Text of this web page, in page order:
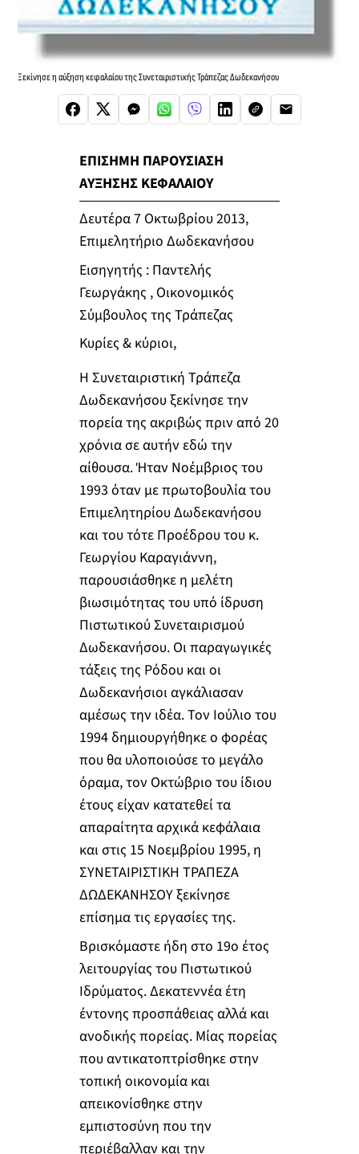
Ξεκίνησε η αύξηση κεφαλαίου της Συνεταιριστικής Τράπεζας Δωδεκανήσου
ΕΠΙΣΗΜΗ ΠΑΡΟΥΣΙΑΣΗ
ΑΥΞΗΣΗΣ ΚΕΦΑΛΑΙΟΥ
Δευτέρα 7 Οκτωβρίου 2013,
Επιμελητήριο Δωδεκανήσου
Εισηγητής : Παντελής
Γεωργάκης , Οικονομικός
Σύμβουλος της Τράπεζας
Κυρίες & κύριοι,
Η Συνεταιριστική Τράπεζα
Δωδεκανήσου ξεκίνησε την
πορεία της ακριβώς πριν από 20
χρόνια σε αυτήν εδώ την
αίθουσα. Ήταν Νοέμβριος του
1993 όταν με πρωτοβουλία του
Επιμελητηρίου Δωδεκανήσου
και του τότε Προέδρου του κ.
Γεωργίου Καραγιάννη,
παρουσιάσθηκε η μελέτη
βιωσιμότητας του υπό ίδρυση
Πιστωτικού Συνεταιρισμού
Δωδεκανήσου. Οι παραγωγικές
τάξεις της Ρόδου και οι
Δωδεκανήσιοι αγκάλιασαν
αμέσως την ιδέα. Τον Ιούλιο του
1994 δημιουργήθηκε ο φορέας
που θα υλοποιούσε το μεγάλο
όραμα, τον Οκτώβριο του ίδιου
έτους είχαν κατατεθεί τα
απαραίτητα αρχικά κεφάλαια
και στις 15 Νοεμβρίου 1995, η
ΣΥΝΕΤΑΙΡΙΣΤΙΚΗ ΤΡΑΠΕΖΑ
ΔΩΔΕΚΑΝΗΣΟΥ ξεκίνησε
επίσημα τις εργασίες της.
Βρισκόμαστε ήδη στο 19ο έτος
λειτουργίας του Πιστωτικού
Ιδρύματος. Δεκατεννέα έτη
έντονης προσπάθειας αλλά και
ανοδικής πορείας. Μίας πορείας
που αντικατοπτρίσθηκε στην
τοπική οικονομία και
απεικονίσθηκε στην
εμπιστοσύνη που την
περιέβαλλαν και την